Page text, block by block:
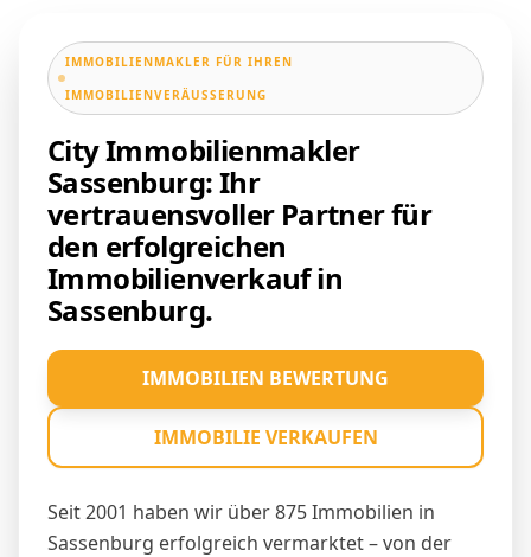
IMMOBILIENMAKLER FÜR IHREN
IMMOBILIENVERÄUSSERUNG
City Immobilienmakler
Sassenburg: Ihr
vertrauensvoller Partner für
den erfolgreichen
Immobilienverkauf in
Sassenburg.
Seit 2001 haben wir über 875 Immobilien in
Sassenburg erfolgreich vermarktet – von der
IMMOBILIEN BEWERTUNG
IMMOBILIE VERKAUFEN